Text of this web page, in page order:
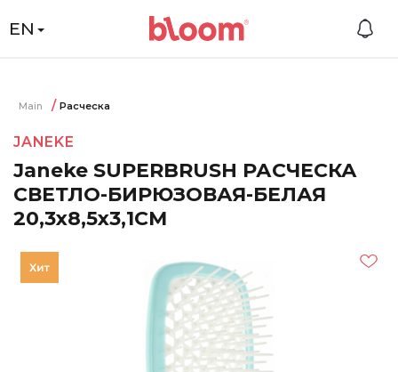
EN
Main Расческа
JANEKE
Janeke SUPERBRUSH РАСЧЕСКА
СВЕТЛО-БИРЮЗОВАЯ-БЕЛАЯ
20,3x8,5x3,1СМ